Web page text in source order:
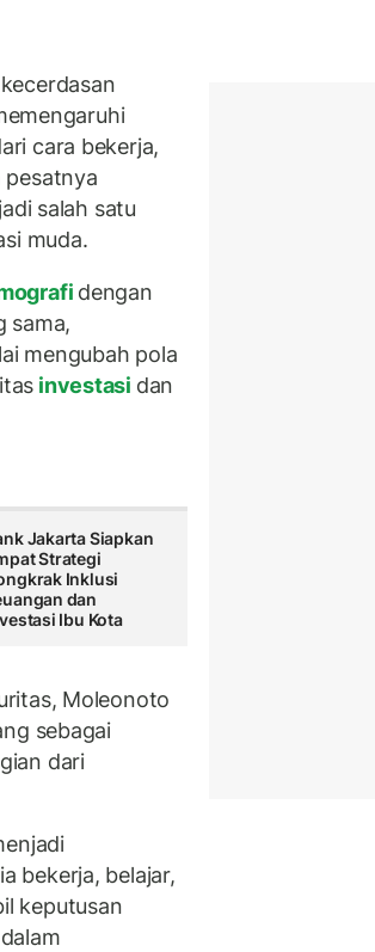
cara bekerja,
pesatnya
salah satu
muda.
dengan
sama,
mengubah pola
investasi dan
Jakarta Siapkan
Strategi
Inklusi
dan
Ibu Kota
Moleonoto
sebagai
dari
bekerja, belajar,
keputusan